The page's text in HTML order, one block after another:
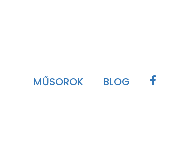
MŰSOROK BLOG